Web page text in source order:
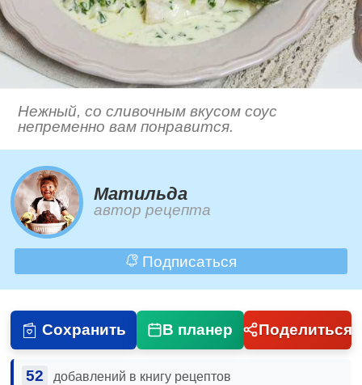
Нежный, со сливочным вкусом соус
непременно вам понравится.
Матильда
автор рецепта
Подписаться
Сохранить В планер Поделиться
52 добавлений в книгу рецептов